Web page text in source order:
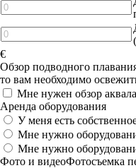
3
Days
/
6
Dives
Количество
товара
Additional
night
dive
(per
person)
Количество
товара
Diving
day
from
the
boat
(fee
per
person)
€
Обзор подводного
то вам необходимо
Мне нужен обзор
Аренда оборудования
У меня есть
Мне нужно
Мне нужно
Фото и видеоФотосъемка